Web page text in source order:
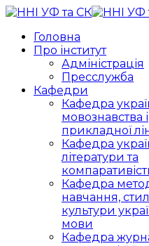
Головна
Про інститут
Адміністрація
Пресслужба
Кафедри
Кафедра
мовознавства і
прикладної
Кафедра
літератури та
Кафедра
навчання,
культури
мови
Кафедра